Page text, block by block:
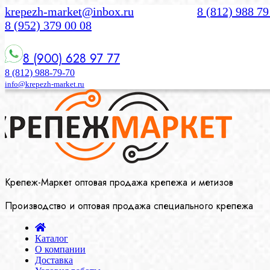
krepezh-market@inbox.ru
8 (812) 988
8 (952) 379 00 08
8 (900) 628 97 77
8 (812) 988-79-70
info@krepezh-market.ru
Крепеж-Маркет оптовая продажа крепежа и метизов
Производство и оптовая продажа специального крепежа
Каталог
О компании
Доставка